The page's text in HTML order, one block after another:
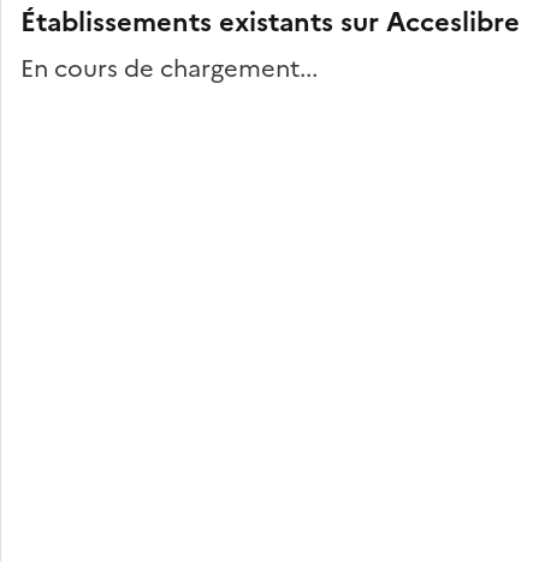
Établissements existants sur Acceslibre
En cours de chargement...